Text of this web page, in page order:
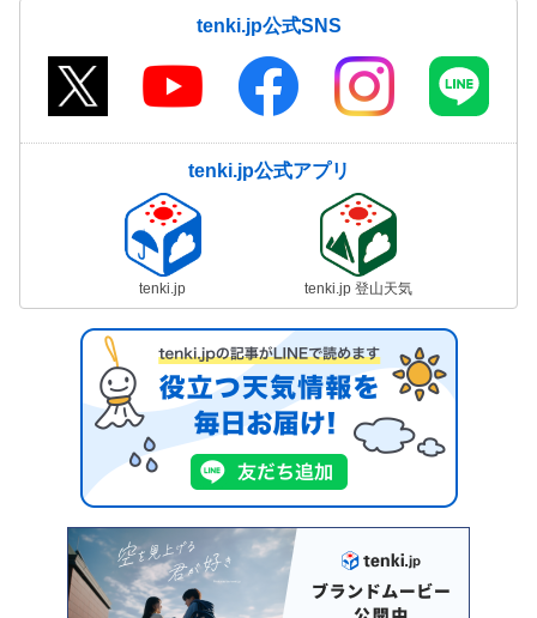
tenki.jp公式SNS
tenki.jp公式アプリ
tenki.jp tenki.jp 登山天気